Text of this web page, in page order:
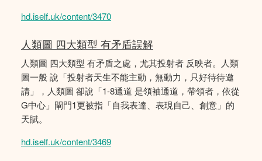
hd.iself.uk/content/3470
人類圖 四大類型 有矛盾誤解
人類圖 四大類型 有矛盾之處，尤其投射者 反映者。人類
圖一般 說「投射者天生不能主動，無動力，只好待待邀
請」，人類圖 卻說「1-8通道 是領袖通道，帶領者，依從
G中心」閘門1更被指「自我表達、表現自己、創意」的
天賦。
hd.iself.uk/content/3469